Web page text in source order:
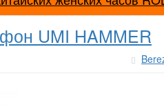
UMI HAMMER